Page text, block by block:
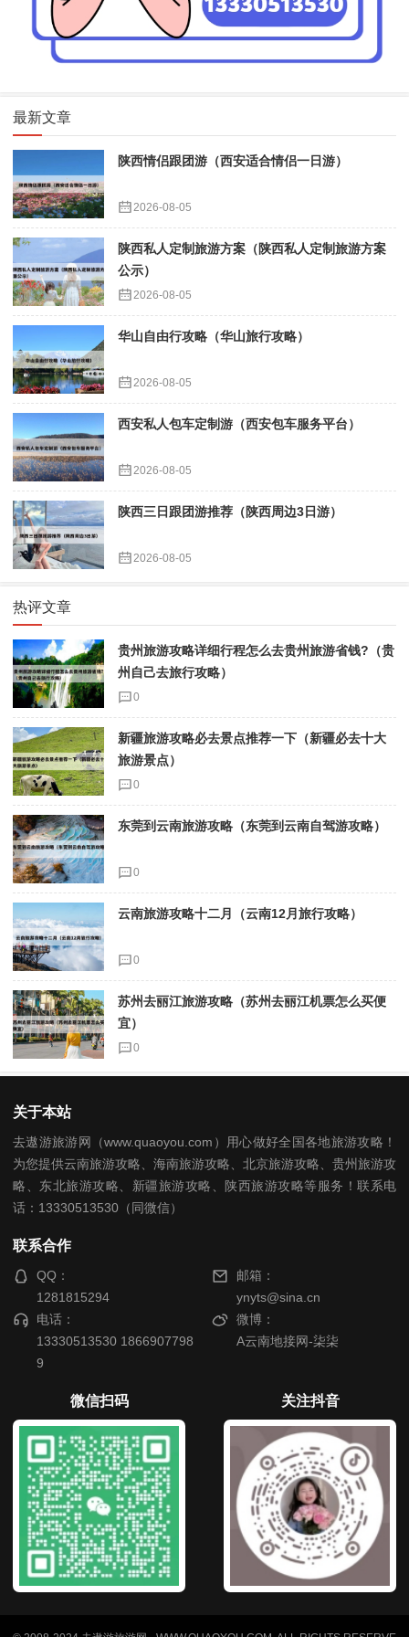
最新文章
陕西情侣跟团游（西安适合情侣一日游）
2026-08-05
陕西私人定制旅游方案（陕西私人定制旅游方案
公示）
2026-08-05
华山自由行攻略（华山旅行攻略）
2026-08-05
西安私人包车定制游（西安包车服务平台）
2026-08-05
陕西三日跟团游推荐（陕西周边3日游）
2026-08-05
热评文章
贵州旅游攻略详细行程怎么去贵州旅游省钱?（贵
州自己去旅行攻略）
0
新疆旅游攻略必去景点推荐一下（新疆必去十大
旅游景点）
0
东莞到云南旅游攻略（东莞到云南自驾游攻略）
0
云南旅游攻略十二月（云南12月旅行攻略）
0
苏州去丽江旅游攻略（苏州去丽江机票怎么买便
宜）
0
关于本站
去遨游旅游网（www.quaoyou.com）用心做好全国各地旅游攻略！
为您提供云南旅游攻略、海南旅游攻略、北京旅游攻略、贵州旅游攻
略、东北旅游攻略、新疆旅游攻略、陕西旅游攻略等服务！联系电
话：13330513530（同微信）
联系合作
QQ：
1281815294
邮箱：
ynyts@sina.cn
电话：
13330513530 1866907798
9
微博：
A云南地接网-柒柒
微信扫码 关注抖音